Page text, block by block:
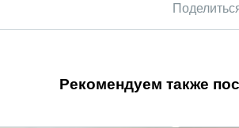
Рекомендуем также